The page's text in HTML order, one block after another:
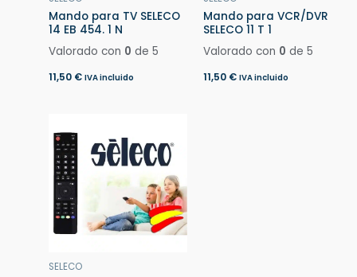
Mando para TV SELECO
14 EB 454. 1 N
Valorado con 0 de 5
11,50 € IVA incluido
Mando para VCR/DVR
SELECO 11 T 1
Valorado con 0 de 5
11,50 € IVA incluido
SELECO